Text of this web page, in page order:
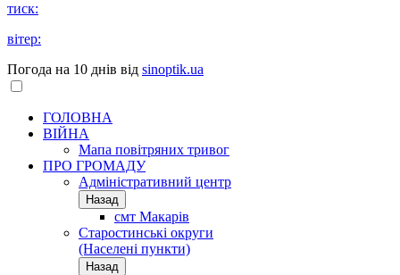
тиск:
вітер:
Погода на 10 днів від sinoptik.ua
ГОЛОВНА
ВІЙНА
Мапа повітряних тривог
ПРО ГРОМАДУ
Aдміністративний центр
Назад
смт Макарів
Старостинські округи
(Населені пункти)
Назад